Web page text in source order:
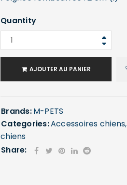
Quantity
AJOUTER AU PANIER
Brands:M-PETS
Categories:Accessoires chiens,
chiens
Share: